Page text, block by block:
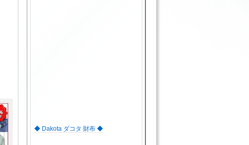
◆ Dakota ダコタ 財布 ◆